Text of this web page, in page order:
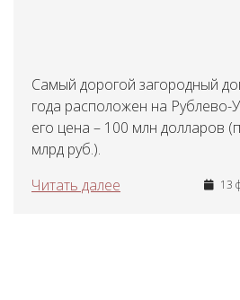
Самый дорогой загородный
года расположен на Рублево-
его цена – 100 млн долларов
млрд руб.).
Читать далее
13